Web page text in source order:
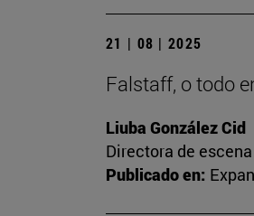
21 | 08 | 2025
Falstaff, o todo
Liuba González Cid
Directora de
Publicado en: